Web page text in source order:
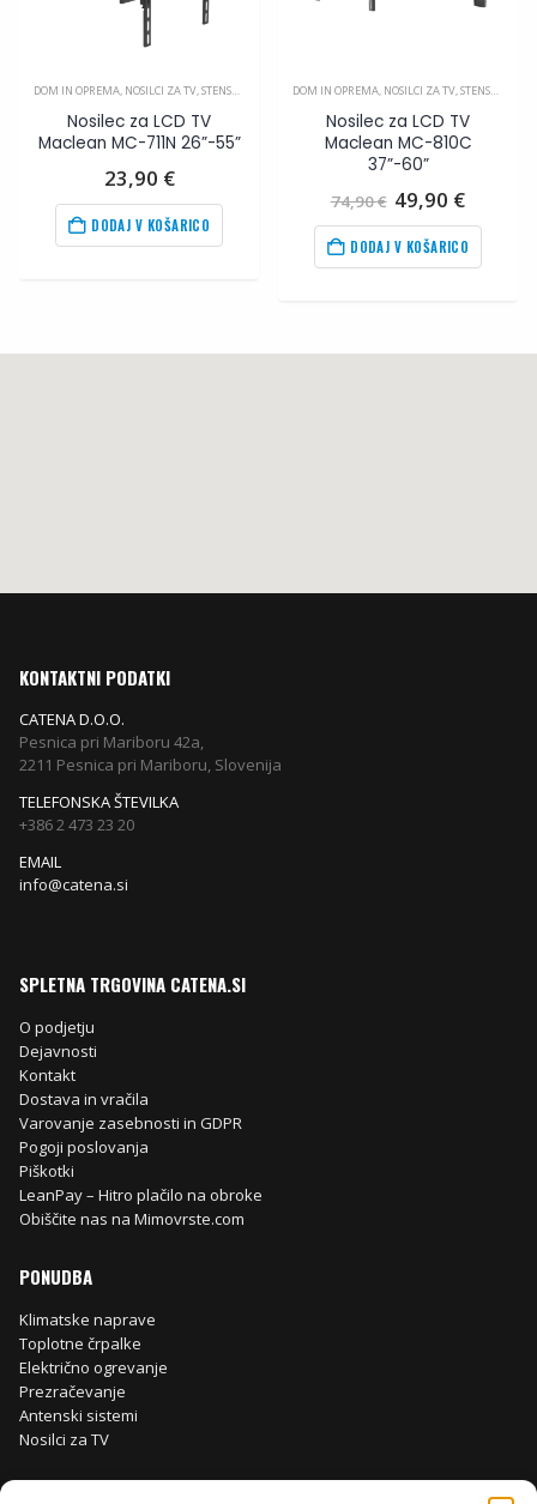
DOM IN OPREMA NOSILCI ZA TV STENSKI NOSILCI
Nosilec za LCD TV
Maclean MC-711N 26”-55”
23,90 €
DODAJ V KOŠARICO
DOM IN OPREMA NOSILCI ZA TV STENSKI NOSILCI
Nosilec za LCD TV
Maclean MC-810C
37”-60”
74,90€ Izvirna
cena
je
bila:
74,90€.
49,90 €
je:
49,90
DODAJ V KOŠARICO
KONTAKTNI PODATKI
CATENA D.O.O.
Pesnica pri Mariboru 42a,
2211 Pesnica pri Mariboru, Slovenija
TELEFONSKA ŠTEVILKA
+386 2 473 23 20
EMAIL
info@catena.si
SPLETNA TRGOVINA CATENA.SI
O podjetju
Dejavnosti
Kontakt
Dostava in vračila
Varovanje zasebnosti in GDPR
Pogoji poslovanja
Piškotki
LeanPay – Hitro plačilo na obroke
Obiščite nas na Mimovrste.com
PONUDBA
Klimatske naprave
Toplotne črpalke
Električno ogrevanje
Prezračevanje
Antenski sistemi
Nosilci za TV